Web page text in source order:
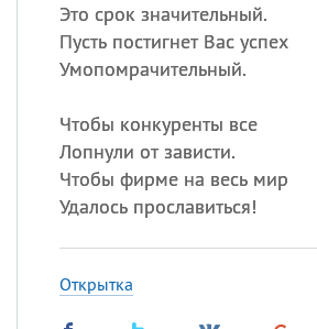
Это срок значительный.
Пусть постигнет Вас успех
Умопомрачительный.
Чтобы конкуренты все
Лопнули от зависти.
Чтобы фирме на весь мир
Удалось прославиться!
Открытка